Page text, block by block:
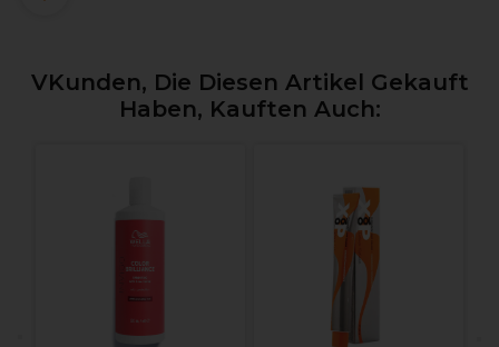
VKunden, Die Diesen Artikel Gekauft
Haben, Kauften Auch: